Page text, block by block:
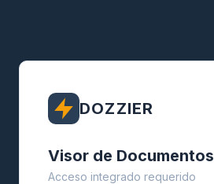
DOZZIER
Visor de Documentos
Acceso integrado requerido